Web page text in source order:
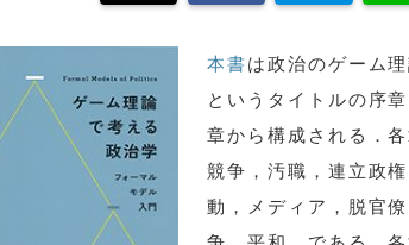
本書は政治のゲーム
というタイトルの序
章から構成される．
競争，汚職，連立政
動，メディア，脱官